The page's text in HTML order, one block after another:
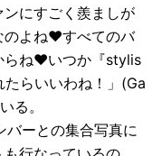
にすごく羨ましが
のよね♥すべてのバ
らね♥いつか『stylis
らいいわね！」(Ga
る。
バーとの集合写真に